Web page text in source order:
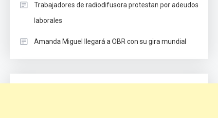
Trabajadores de radiodifusora protestan por adeudos
laborales
Amanda Miguel llegará a OBR con su gira mundial